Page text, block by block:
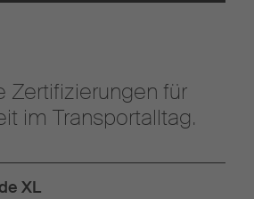
Zertifizierungen für
im Transportalltag.
XL